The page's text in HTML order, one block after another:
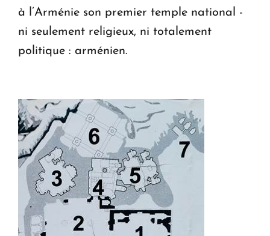
à l’Arménie son premier temple national -
ni seulement religieux, ni totalement
politique : arménien.